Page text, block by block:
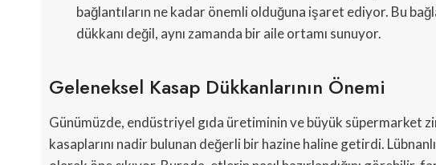
bağlantıların ne kadar önemli olduğuna işaret ediyor. Bu
dükkanı değil, aynı zamanda bir aile ortamı sunuyor.
Geleneksel Kasap Dükkanlarının Önemi
Günümüzde, endüstriyel gıda üretiminin ve büyük süpermarket
kasaplarını nadir bulunan değerli bir hazine haline getirdi.